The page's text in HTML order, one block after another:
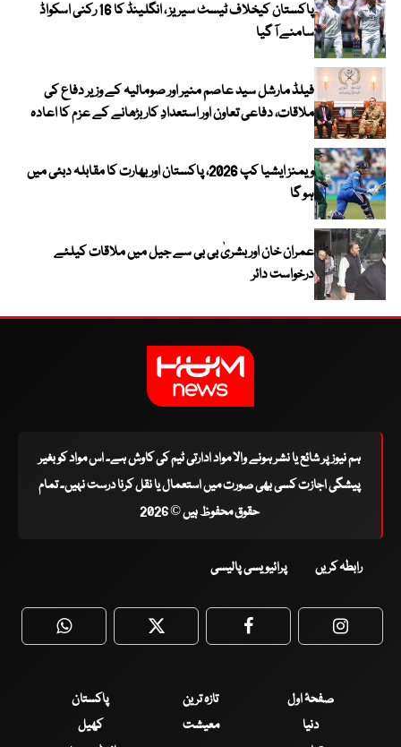
پاکستان کیخلاف ٹیسٹ سیریز ، انگلینڈ کا 16 رکنی اسکواڈ
سامنے آ گیا
فیلڈ مارشل سید عاصم منیر اور صومالیہ کے وزیر دفاع کی
ملاقات، دفاعی تعاون اور استعدادِ کار بڑھانے کے عزم کا اعادہ
ویمنز ایشیا کپ 2026، پاکستان اور بھارت کا مقابلہ دبئی میں
ہو گا
عمران خان اور بشریٰ بی بی سے جیل میں ملاقات کیلئے
درخواست دائر
ہم نیوز پر شائع یا نشر ہونے والا مواد ادارتی ٹیم کی کاوش ہے۔ اس مواد کو بغیر
پیشگی اجازت کسی بھی صورت میں استعمال یا نقل کرنا درست نہیں۔ تمام
حقوق محفوظ ہیں © 2026
رابطہ کریں پرائیویسی پالیسی
WhatsApp Twitter Facebook
صفحۂ اول تازہ ترین
پاکستان
دنیا
معیشت
کھیل